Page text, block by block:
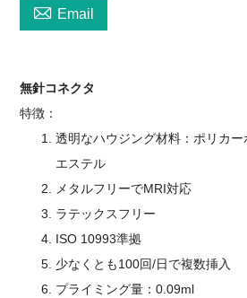
 Email
無針コネクタ
特徴：
透明なハウジング材料：ポリカ
エステル
メタルフリーでMRI対応
ラテックスフリー
ISO 10993準拠
少なくとも100回/日で複数挿入
プライミング量：0.09ml